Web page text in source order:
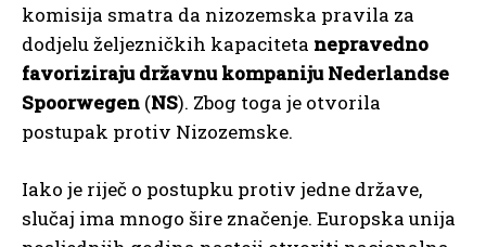
komisija smatra da nizozemska pravila za
dodjelu željezničkih kapaciteta nepravedno
favoriziraju državnu kompaniju Nederlandse
Spoorwegen (NS). Zbog toga je otvorila
postupak protiv Nizozemske.
Iako je riječ o postupku protiv jedne države,
slučaj ima mnogo šire značenje. Europska unija